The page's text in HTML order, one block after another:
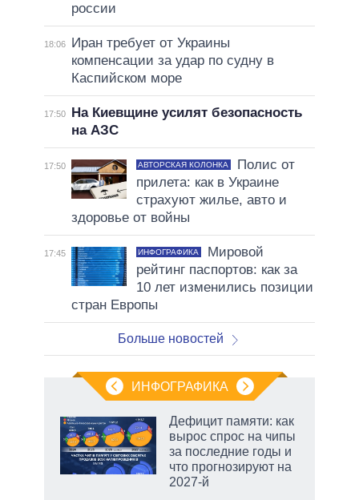
россии
18:06
Иран требует от Украины
компенсации за удар по судну в
Каспийском море
17:50
На Киевщине усилят безопасность
на АЗС
17:50 АВТОРСКАЯ КОЛОНКА
Полис от
прилета: как в Украине
страхуют жилье, авто и
здоровье от войны
17:45 ИНФОГРАФИКА
Мировой
рейтинг паспортов: как за
10 лет изменились позиции
стран Европы
Больше новостей
ИНФОГРАФИКА
Дефицит памяти: как
вырос спрос на чипы
за последние годы и
что прогнозируют на
2027-й